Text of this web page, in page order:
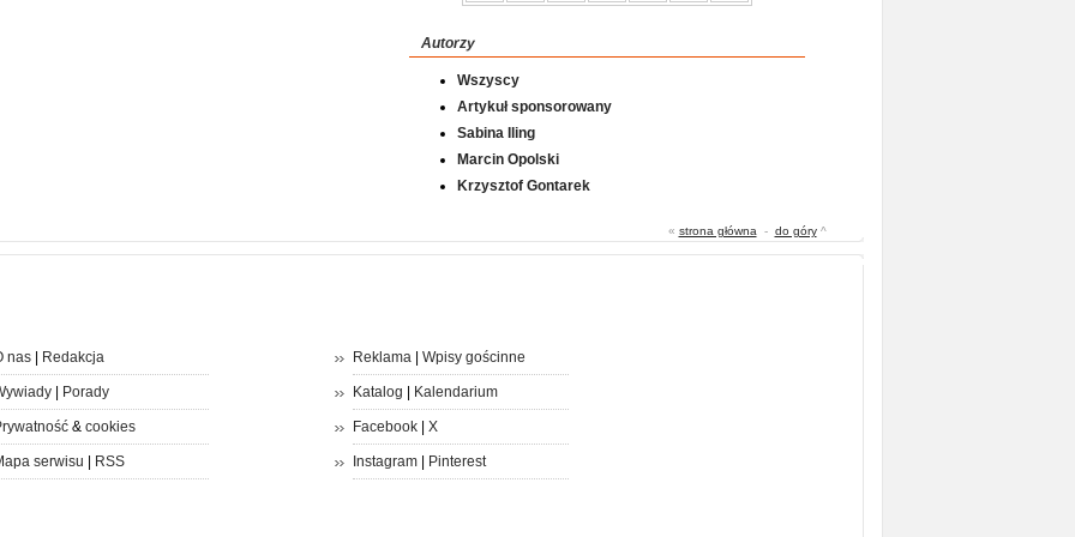
Autorzy
Wszyscy
Artykuł sponsorowany
Sabina Iling
Marcin Opolski
Krzysztof Gontarek
« strona główna - do góry^
nas| Redakcja
| Porady
& cookies
serwisu RSS
Reklama| Wpisy gościnne
Katalog Kalendarium
Facebook| X
Instagram| Pinterest